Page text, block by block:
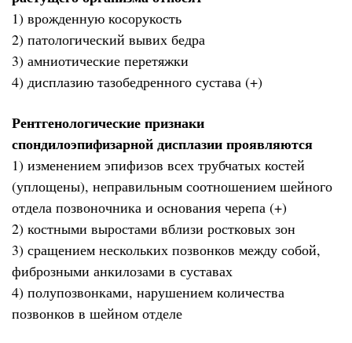
1) врожденную косорукость
2) патологический вывих бедра
3) амниотические перетяжки
4) дисплазию тазобедренного сустава (+)
Рентгенологические признаки
спондилоэпифизарной дисплазии проявляются
1) изменением эпифизов всех трубчатых костей
(уплощены), неправильным соотношением шейного
отдела позвоночника и основания черепа (+)
2) костными выростами вблизи ростковых зон
3) сращением нескольких позвонков между собой,
фиброзными анкилозами в суставах
4) полупозвонками, нарушением количества
позвонков в шейном отделе